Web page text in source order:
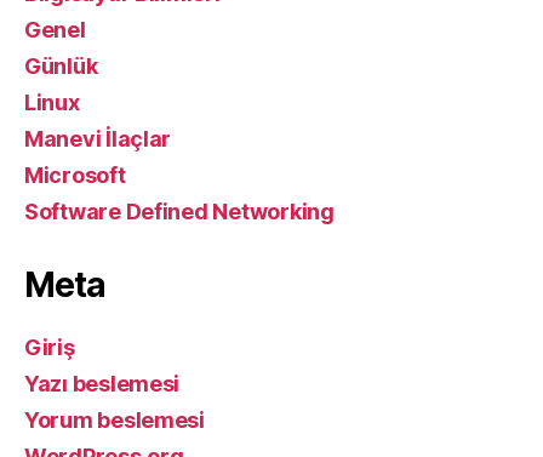
Genel
Günlük
Linux
Manevi İlaçlar
Microsoft
Software Defined Networking
Meta
Giriş
Yazı beslemesi
Yorum beslemesi